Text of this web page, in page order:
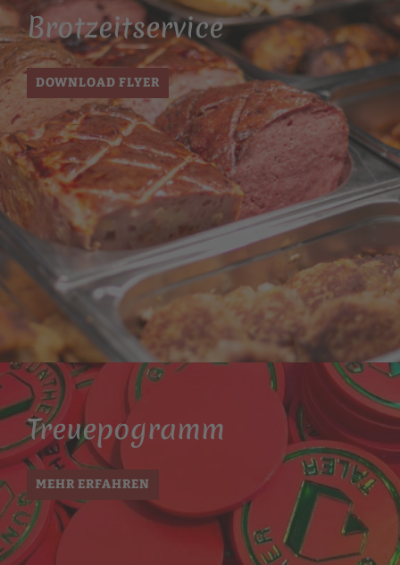
Brotzeitservice
DOWNLOAD FLYER
Treue­pogramm
MEHR ERFAHREN